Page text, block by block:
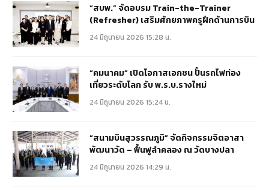
“สบพ.” จัดอบรม Train-the-Trainer
(Refresher) เสริมศักยภาพครูฝึกด้านการบิน
24 มิถุนายน 2026 15:28 น.
“คมนาคม” เปิดโอกาสเอกชน ปั้นรถไฟท่อง
เที่ยวระดับโลก รับ พ.ร.บ.รางใหม่
24 มิถุนายน 2026 15:24 น.
“สนามบินสุวรรณภูมิ” จัดกิจกรรมจิตอาสา
พัฒนาวัด – ฟื้นฟูลำคลอง ณ วัดบางปลา
24 มิถุนายน 2026 14:29 น.